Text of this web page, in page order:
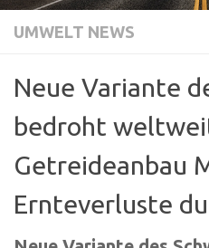
UMWELT NEWS
Neue Variante
bedroht
Getreideanbau
Ernteverluste